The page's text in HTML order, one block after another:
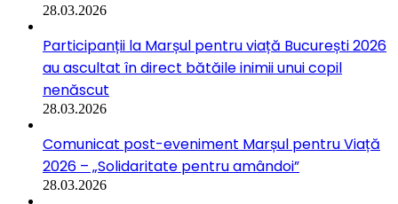
28.03.2026
Participanții la Marșul pentru viață București 2026
au ascultat în direct bătăile inimii unui copil
nenăscut
28.03.2026
Comunicat post-eveniment Marșul pentru Viață
2026 – „Solidaritate pentru amândoi”
28.03.2026